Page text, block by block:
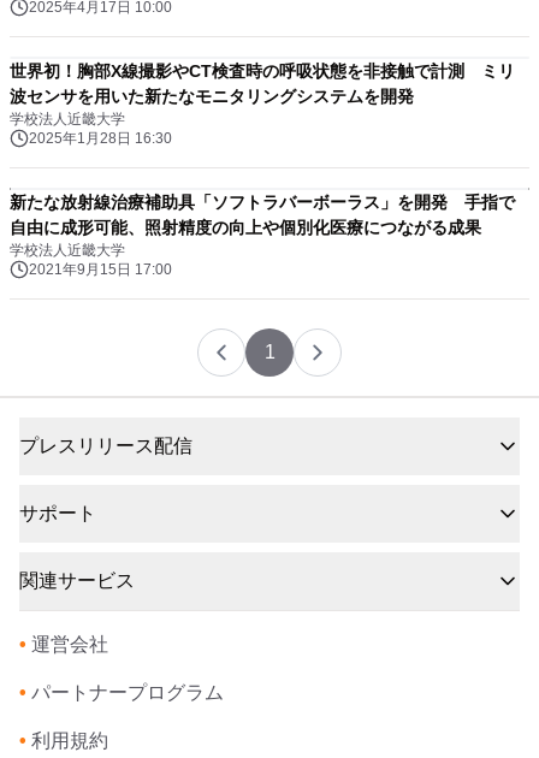
2025年4月17日 10:00
世界初！胸部X線撮影やCT検査時の呼吸状態を非接触で計測 ミリ
波センサを用いた新たなモニタリングシステムを開発
学校法人近畿大学
2025年1月28日 16:30
新たな放射線治療補助具「ソフトラバーボーラス」を開発 手指で
自由に成形可能、照射精度の向上や個別化医療につながる成果
学校法人近畿大学
2021年9月15日 17:00
1
プレスリリース配信
サポート
関連サービス
• 運営会社
• パートナープログラム
• 利用規約